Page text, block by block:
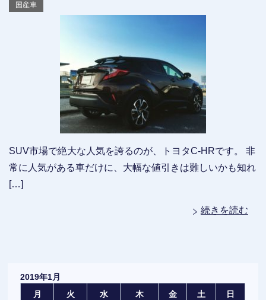
国産車
SUV市場で絶大な人気を誇るのが、トヨタC-HRです。 非
常に人気がある車だけに、大幅な値引きは難しいかも知れ
[…]
続きを読む
2019年1月
月
火 水 木 金 土 日